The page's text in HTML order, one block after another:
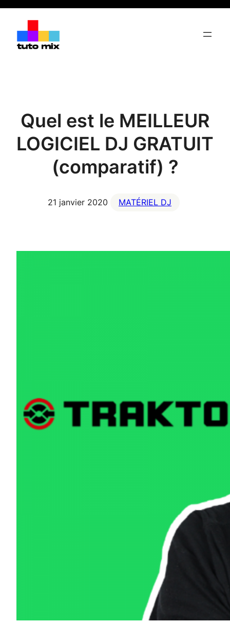
Aller
Quel est le MEILLEUR
LOGICIEL DJ GRATUIT
(comparatif) ?
21 janvier 2020 MATÉRIEL DJ